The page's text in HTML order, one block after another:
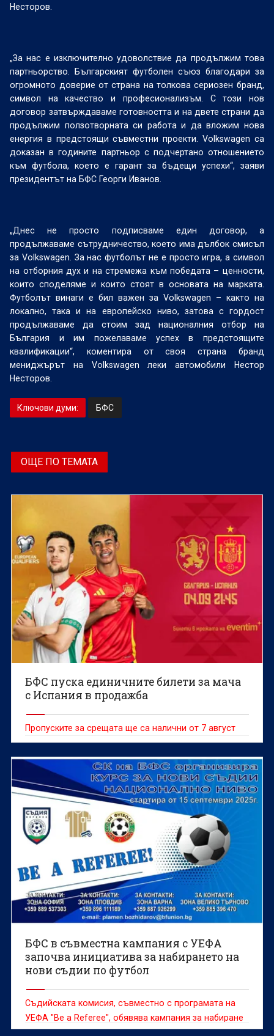
Несторов.
„За нас е изключително удоволствие да продължим това
партньорство. Българският футболен съюз благодари за
огромното доверие от страна на толкова сериозен бранд,
символ на качество и професионализъм. С този нов
договор затвърждаваме готовността и на двете страни да
продължим ползотворната си работа и да вложим нова
енергия в предстоящи съвместни проекти. Volkswagen са
доказан в годините партньор с подчертано отношението
към футбола, което е гарант за бъдещи успехи“, заяви
президентът на БФС Георги Иванов.
„Днес не просто подписваме един договор, а
продължаваме сътрудничество, което има дълбок смисъл
за Volkswagen. За нас футболът не е просто игра, а символ
на отборния дух и на стремежа към победата – ценности,
които споделяме и които стоят в основата на марката.
Футболът винаги е бил важен за Volkswagen – както на
локално, така и на европейско ниво, затова с гордост
продължаваме да стоим зад националния отбор на
България и им пожелаваме успех в предстоящите
квалификации“, коментира от своя страна бранд
мениджърът на Volkswagen леки автомобили Нестор
Несторов.
Ключови думи: БФС
ОЩЕ ПО ТЕМАТА
БФС пуска единичните билети за мача
с Испания в продажба
Пропуските за срещата ще са налични от 7 август
БФС в съвместна кампания с УЕФА
започва инициатива за набирането на
нови съдии по футбол
Съдийската комисия, съвместно с програмата на
УЕФА "Be a Referee", обявява кампания за набиране
на нови футболни съдии за сезон 2025/2026,